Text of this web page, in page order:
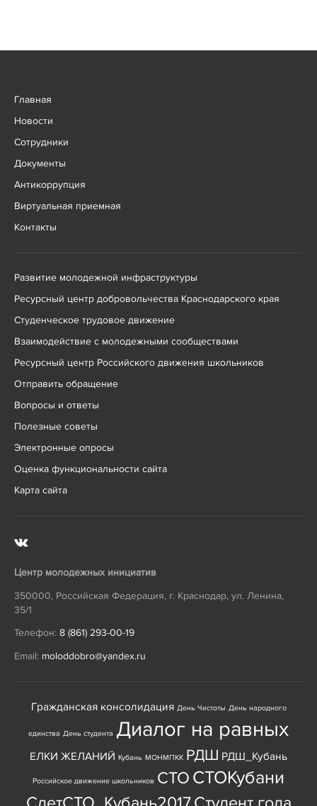
Главная
Новости
Сотрудники
Документы
Антикоррупция
Виртуальная приемная
Контакты
Развитие молодежной инфраструктуры
Ресурсный центр добровольчества Краснодарского края
Студенческое трудовое движение
Взаимодействие с молодежными сообществами
Ресурсный центр Российского движения школьников
Отправить обращение
Вопросы и ответы
Полезные советы
Электронные опросы
Оценка функциональности сайта
Карта сайта
Центр молодежных инициатив
350000, Российская Федерация, г. Краснодар, ул. Ленина,
35/1
Телефон: 8 (861) 293-00-19
Email: moloddobro@yandex.ru
Гражданская консолидация День Чистоты День народного
единства День студента Диалог на равных
ЕЛКИ ЖЕЛАНИЙ Кубань МОНМПКК РДШ РДШ_Кубань
Российское движение школьников СТО СТОКубани